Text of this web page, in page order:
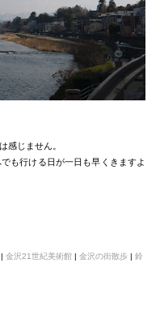
感じません。
も行ける日が一日も早くきますよ
| 金沢21世紀美術館| 金沢の街散歩 | 鈴